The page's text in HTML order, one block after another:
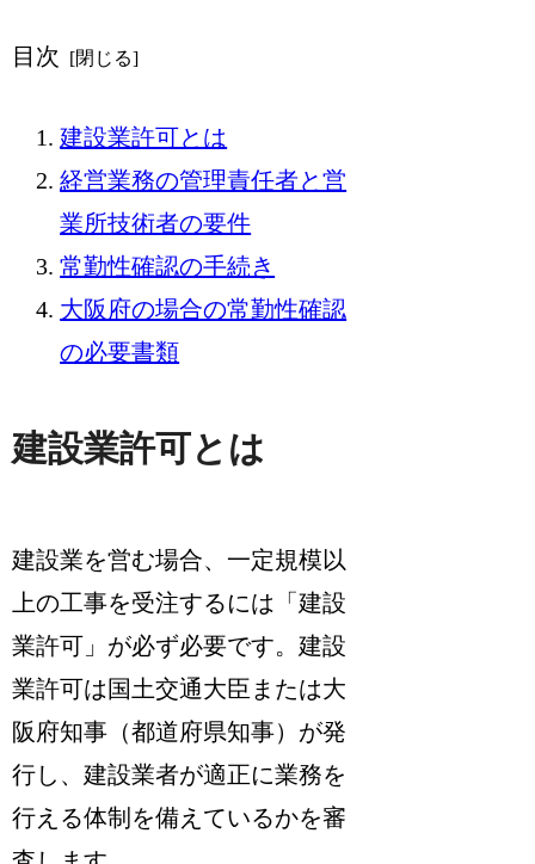
目次
建設業許可とは
経営業務の管理責任者と営
業所技術者の要件
常勤性確認の手続き
大阪府の場合の常勤性確認
の必要書類
建設業許可とは
建設業を営む場合、一定規模以
上の工事を受注するには「建設
業許可」が必ず必要です。建設
業許可は国土交通大臣または大
阪府知事（都道府県知事）が発
行し、建設業者が適正に業務を
行える体制を備えているかを審